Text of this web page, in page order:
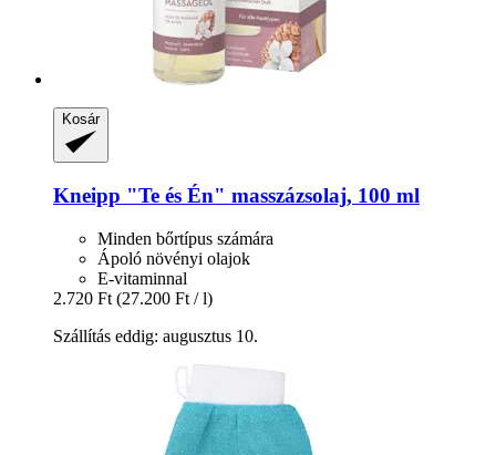
Kosár
Kneipp "Te és Én" masszázsolaj, 100 ml
Minden bőrtípus számára
Ápoló növényi olajok
E-vitaminnal
2.720 Ft (27.200 Ft / l)
Szállítás eddig: augusztus 10.